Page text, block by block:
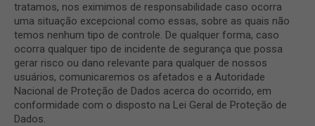
tratamos, nos eximimos de responsabilidade caso ocorra
uma situação excepcional como essas, sobre as quais não
temos nenhum tipo de controle. De qualquer forma, caso
ocorra qualquer tipo de incidente de segurança que possa
gerar risco ou dano relevante para qualquer de nossos
usuários, comunicaremos os afetados e a Autoridade
Nacional de Proteção de Dados acerca do ocorrido, em
conformidade com o disposto na Lei Geral de Proteção de
Dados.